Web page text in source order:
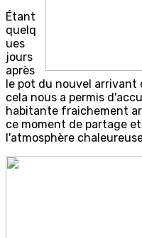
Étant
quelq
ues
jours
après
le pot du nouvel arrivant
cela nous a permis
habitante fraichement
ce moment de partage
l'atmosphère